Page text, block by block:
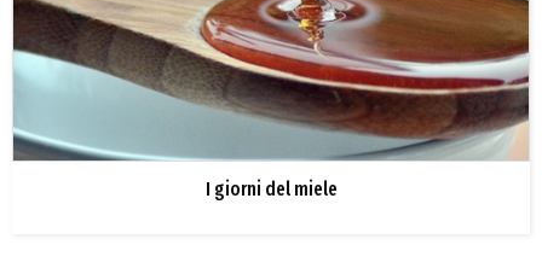
I giorni del miele